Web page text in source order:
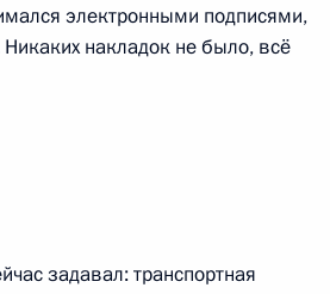
22
электронными подписями,
накладок не было, всё
задавал: транспортная